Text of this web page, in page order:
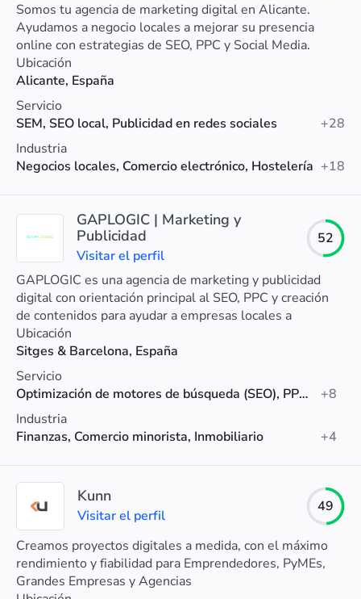
Somos tu agencia de marketing digital en Alicante.
Ayudamos a negocio locales a mejorar su presencia
online con estrategias de SEO, PPC y Social Media.
Ubicación
Alicante, España
Servicio
SEM, SEO local, Publicidad en redes sociales
+28
Industria
Negocios locales, Comercio electrónico, Hostelería +18
GAPLOGIC | Marketing y
Publicidad
Visitar el perfil
52
GAPLOGIC es una agencia de marketing y publicidad
digital con orientación principal al SEO, PPC y creación
de contenidos para ayudar a empresas locales a
convertir clics en nuevos clientes.
Ubicación
Sitges & Barcelona, España
Servicio
Optimización de motores de búsqueda (SEO), PPC, Marketing de contenidos
+8
Industria
Finanzas, Comercio minorista, Inmobiliario
+4
Kunn
Visitar el perfil
49
Creamos proyectos digitales a medida, con el máximo
rendimiento y fiabilidad para Emprendedores, PyMEs,
Grandes Empresas y Agencias